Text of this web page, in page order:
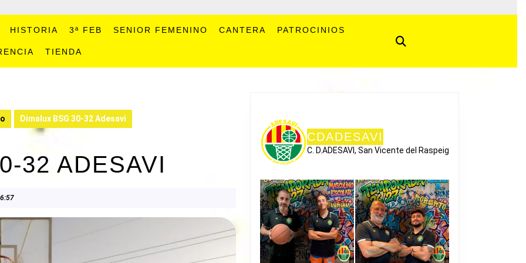
HISTORIA 3ª FEB SENIOR FEMENINO CANTERA PATROCINIOS
TIENDA
Dimalux BSG 30-32 Adesavi
32 ADESAVI
CDADESAVI
C. D.ADESAVI, San Vicente del Raspeig